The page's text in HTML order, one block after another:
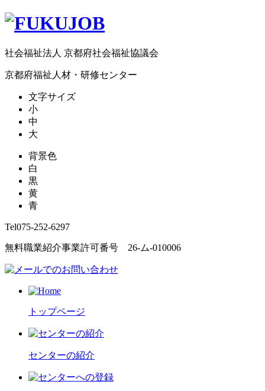
社会福祉法人 京都府社会福祉協議会
京都府福祉人材・研修センター
文字サイズ
小
中
大
背景色
白
黒
黄
青
Tel075-252-6297
無料職業紹介事業許可番号 26-ム-010006
トップページ
センターの紹介